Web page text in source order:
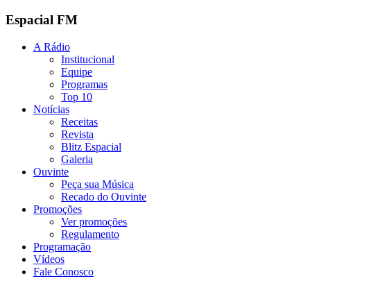
Espacial FM
A Rádio
Institucional
Equipe
Programas
Top 10
Notícias
Receitas
Revista
Blitz Espacial
Galeria
Ouvinte
Peça sua Música
Recado do Ouvinte
Promoções
Ver promoções
Regulamento
Programação
Vídeos
Fale Conosco